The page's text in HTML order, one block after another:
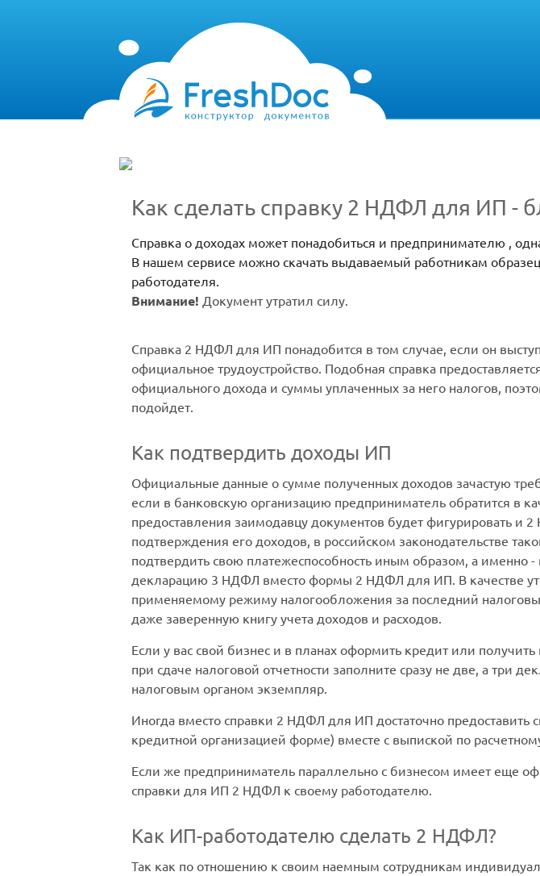
Как сделать справку 2 НДФЛ для ИП -
Справка о доходах может понадобиться и предпринимателю ,
В нашем сервисе можно скачать выдаваемый работникам
работодателя.
Внимание! Документ утратил силу.
Справка 2 НДФЛ для ИП понадобится в том случае, если он
официальное трудоустройство. Подобная справка
официального дохода и суммы уплаченных за него налогов,
подойдет.
Как подтвердить доходы ИП
Официальные данные о сумме полученных доходов зачастую
если в банковскую организацию предприниматель обратится в
предоставления заимодавцу документов будет фигурировать
подтверждения его доходов, в российском законодательстве
подтвердить свою платежеспособность иным образом, а
декларацию 3 НДФЛ вместо формы 2 НДФЛ для ИП. В качестве
применяемому режиму налогообложения за последний
даже заверенную книгу учета доходов и расходов.
Если у вас свой бизнес и в планах оформить кредит или
при сдаче налоговой отчетности заполните сразу не две, а три
налоговым органом экземпляр.
Иногда вместо справки 2 НДФЛ для ИП достаточно
кредитной организацией форме) вместе с выпиской по
Если же предприниматель параллельно с бизнесом имеет еще
справки для ИП 2 НДФЛ к своему работодателю.
Как ИП-работодателю сделать 2 НДФЛ?
Так как по отношению к своим наемным сотрудникам